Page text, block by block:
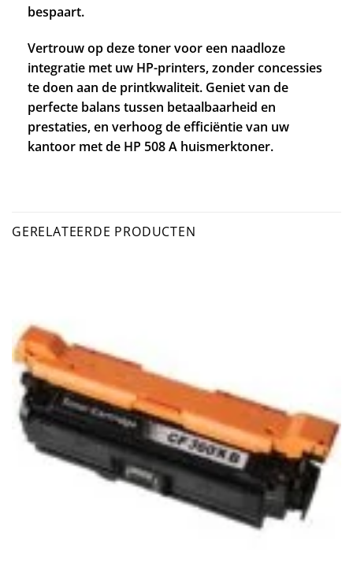
bespaart.
Vertrouw op deze toner voor een naadloze
integratie met uw HP-printers, zonder concessies
te doen aan de printkwaliteit. Geniet van de
perfecte balans tussen betaalbaarheid en
prestaties, en verhoog de efficiëntie van uw
kantoor met de HP 508 A huismerktoner.
GERELATEERDE PRODUCTEN